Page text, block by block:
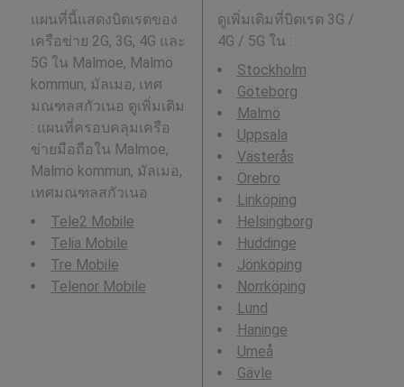
แผนที่นี้แสดงบิตเรตของ
เครือข่าย 2G, 3G, 4G และ
5G ใน Malmoe, Malmö
kommun, มัลเมอ, เทศ
มณฑลสกัวเนอ ดูเพิ่มเติม
: แผนที่ครอบคลุมเครือ
ข่ายมือถือใน Malmoe,
Malmö kommun, มัลเมอ,
เทศมณฑลสกัวเนอ
Tele2 Mobile
Telia Mobile
Tre Mobile
Telenor Mobile
ดูเพิ่มเติมที่บิตเรต 3G /
4G / 5G ใน :
Stockholm
Göteborg
Malmö
Uppsala
Västerås
Örebro
Linköping
Helsingborg
Huddinge
Jönköping
Norrköping
Lund
Haninge
Umeå
Gävle